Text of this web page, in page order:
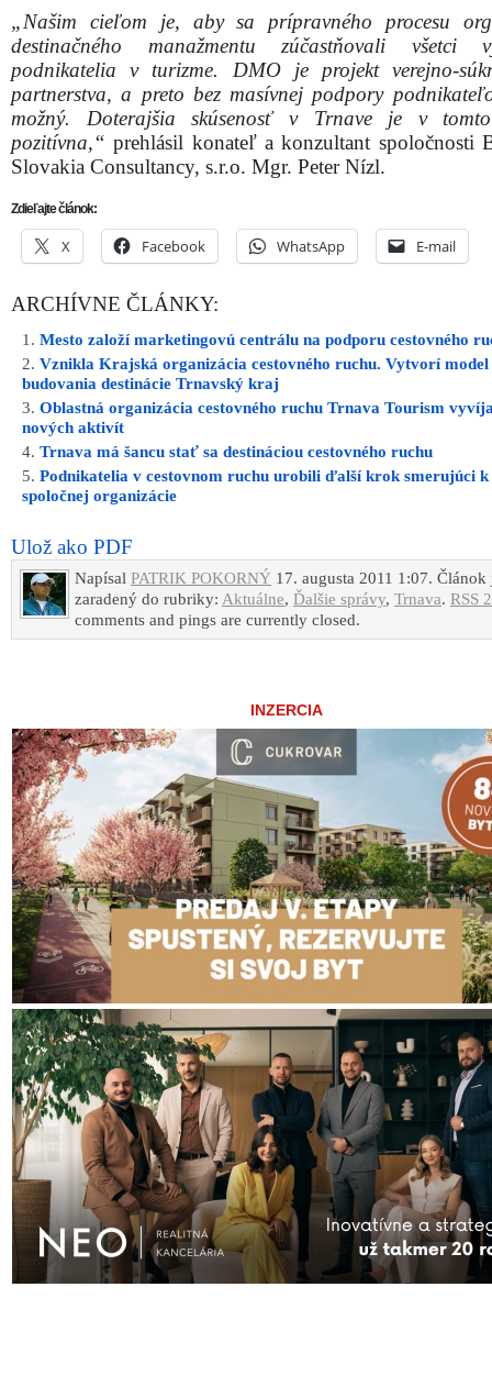
„Našim cieľom je, aby sa prípravného procesu
destinačného manažmentu zúčastňovali všetci
podnikatelia v turizme. DMO je projekt verejno-
partnerstva, a preto bez masívnej podpory
možný. Doterajšia skúsenosť v Trnave je v tomto
pozitívna,“ prehlásil konateľ a konzultant spoločnosti
Slovakia Consultancy, s.r.o. Mgr. Peter Nízl.
Zdieľajte článok:
X Facebook WhatsApp E-mail
ARCHÍVNE ČLÁNKY:
Mesto založí marketingovú centrálu na podporu cestovného
Vznikla Krajská organizácia cestovného ruchu. Vytvorí
budovania destinácie Trnavský kraj
Oblastná organizácia cestovného ruchu Trnava Tourism
nových aktivít
Trnava má šancu stať sa destináciou cestovného ruchu
Podnikatelia v cestovnom ruchu urobili ďalší krok smerujúci k
spoločnej organizácie
Ulož ako PDF
Napísal PATRIK POKORNÝ 17. augusta 2011 1:07. Článok
zaradený do rubriky: Aktuálne, Ďalšie správy, Trnava. RSS
comments and pings are currently closed.
INZERCIA